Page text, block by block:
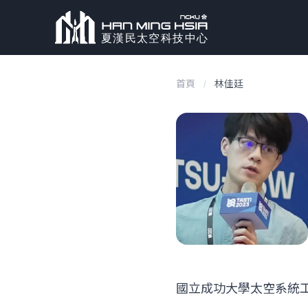
首頁 / 林佳廷
國立成功大學太空系統